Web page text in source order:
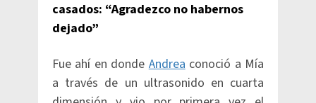
casados: “Agradezco no habernos
dejado”
Fue ahí en dondeAndreaconoció a Mía
a través de un ultrasonido en cuarta